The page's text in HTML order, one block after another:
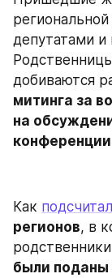
депутатами и
добиваются
митинга за
на
Как
регионов, в
были поданы